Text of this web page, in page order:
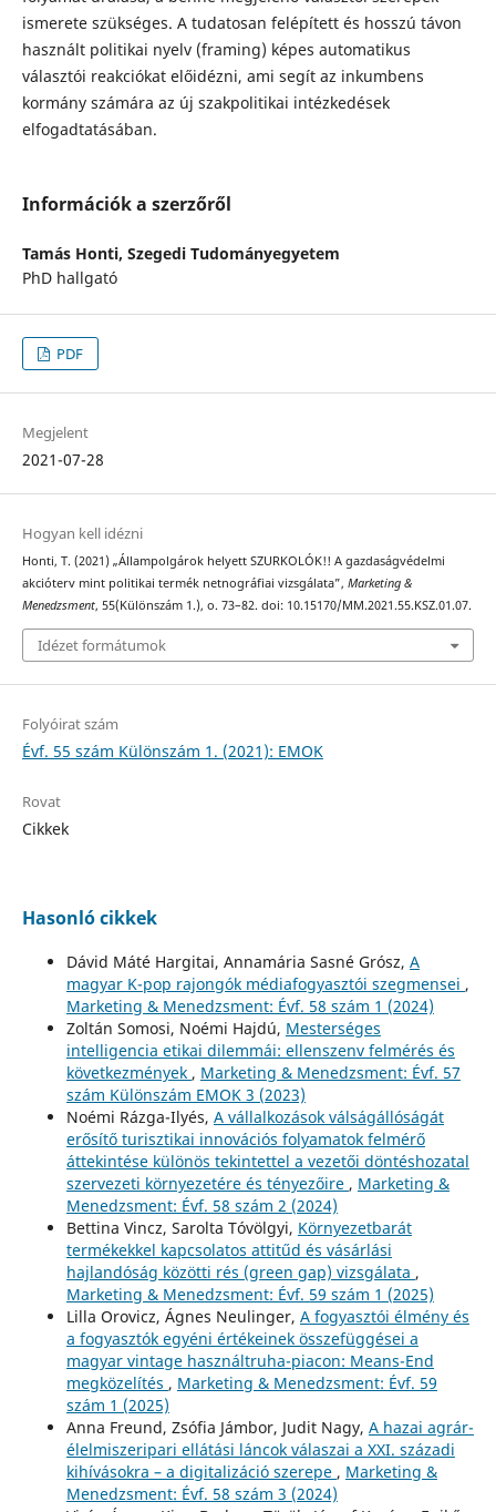
ismerete szükséges. A tudatosan felépített és hosszú távon
használt politikai nyelv (framing) képes automatikus
választói reakciókat előidézni, ami segít az inkumbens
kormány számára az új szakpolitikai intézkedések
elfogadtatásában.
Információk a szerzőről
Tamás Honti, Szegedi Tudományegyetem
PhD hallgató
PDF
Megjelent
2021-07-28
Hogyan kell idézni
Honti, T. (2021) „Állampolgárok helyett SZURKOLÓK!! A gazdaságvédelmi
akcióterv mint politikai termék netnográfiai vizsgálata”, Marketing &
Menedzsment, 55(Különszám 1.), o. 73–82. doi: 10.15170/MM.2021.55.KSZ.01.07.
Idézet formátumok
Folyóirat szám
Évf. 55 szám Különszám 1. (2021): EMOK
Rovat
Cikkek
Hasonló cikkek
Dávid Máté Hargitai, Annamária Sasné Grósz, A
magyar K-pop rajongók médiafogyasztói szegmensei ,
Marketing & Menedzsment: Évf. 58 szám 1 (2024)
Zoltán Somosi, Noémi Hajdú, Mesterséges
intelligencia etikai dilemmái: ellenszenv felmérés és
következmények , Marketing & Menedzsment: Évf. 57
szám Különszám EMOK 3 (2023)
Noémi Rázga-Ilyés, A vállalkozások válságállóságát
erősítő turisztikai innovációs folyamatok felmérő
áttekintése különös tekintettel a vezetői döntéshozatal
szervezeti környezetére és tényezőire , Marketing &
Menedzsment: Évf. 58 szám 2 (2024)
Bettina Vincz, Sarolta Tóvölgyi, Környezetbarát
termékekkel kapcsolatos attitűd és vásárlási
hajlandóság közötti rés (green gap) vizsgálata ,
Marketing & Menedzsment: Évf. 59 szám 1 (2025)
Lilla Orovicz, Ágnes Neulinger, A fogyasztói élmény és
a fogyasztók egyéni értékeinek összefüggései a
magyar vintage használtruha-piacon: Means-End
megközelítés , Marketing & Menedzsment: Évf. 59
szám 1 (2025)
Anna Freund, Zsófia Jámbor, Judit Nagy, A hazai agrár-
élelmiszeripari ellátási láncok válaszai a XXI. századi
kihívásokra – a digitalizáció szerepe , Marketing &
Menedzsment: Évf. 58 szám 3 (2024)